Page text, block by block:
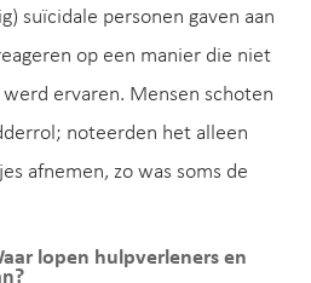
suïcidale personen gaven aan
op een manier die niet
ervaren. Mensen schoten
noteerden het alleen
afnemen, zo was soms de
lopen hulpverleners en